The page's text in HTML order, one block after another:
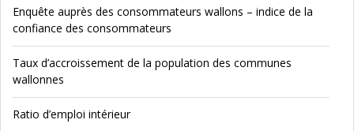
Enquête auprès des consommateurs wallons – indice de la
confiance des consommateurs
Taux d’accroissement de la population des communes
wallonnes
Ratio d’emploi intérieur